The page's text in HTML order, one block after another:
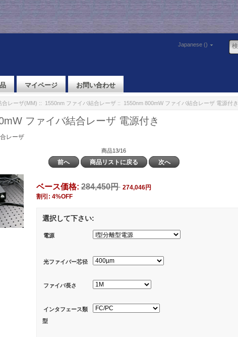
Japanese ()
マイページ お問い合わせ
合レーザ(MM) :: 1550nm ファイバ結合レーザ:: 1550nm 800mW ファイバ結合レーザ 電源付き
ファイバ結合レーザ 電源付き
レーザ
商品13/16
前へ 商品リストに戻る 次へ
ベース価格:284,450円 274,046円
割引: 4%OFF
選択して下さい:
電源
光ファイバー芯径
ファイバ長さ
インタフェース類
型